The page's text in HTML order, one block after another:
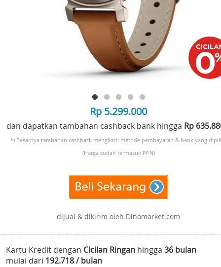
Rp 5.299.000
dan dapatkan tambahan cashback bank hingga Rp
*) Besarnya tambahan cashback mengikuti metode pembayaran & bank yang
(Harga sudah termasuk PPN)
dijual & dikirim oleh Dinomarket.com
Kartu Kredit dengan Cicilan Ringan hingga 36 bulan
mulai dari 192.718 / bulan